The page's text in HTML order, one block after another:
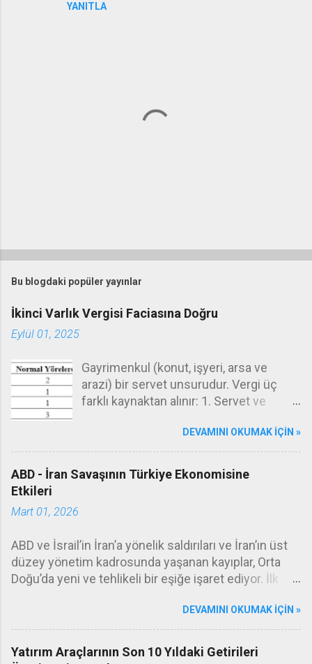
YANITLA
Y
o
r
G
ö
d
r
Bu blogdaki popüler yayınlar
İkinci Varlık Vergisi Faciasına Doğru
Eylül 01, 2025
Gayrimenkul (konut, işyeri, arsa ve
arazi) bir servet unsurudur. Vergi üç
farklı kaynaktan alınır: 1. Servet ve
değerli konut vergisi, veraset ve intikal
vergisi), 2. Gelir (gelir vergisi, kurumlar
vergisi), 3. İşlem (KDV, ÖTV, damga
vergisi, harçlar.) Emlak vergisi servet
yıl belirli oranda bir emlak vergisi
öderler. Emlak vergisi belediye gelirleri
arasındadır, dolayısıyla ödenen bu vergi
ilgili belediyeye gider. Emlak vergisinin
konutun değeri 10.000.000 lira olan bir
DEVAMINI OKUMAK IÇIN »
ABD - İran Savaşının Türkiye Ekonomisine
Etkileri
Mart 01, 2026
ABD ve İsrail’in İran’a yönelik saldırıları ve İran’ın üst
düzey yönetim kadrosunda yaşanan kayıplar, Orta
Doğu’da yeni ve tehlikeli bir eşiğe işaret ediyor. İlk
sınırlı bir misilleme olmaktan çıkıp daha geniş bir
savaşa evrileceğini düşündürüyor. Hürmüz
Boğazı’nın kapatıldığına ilişkin resmî bir doğrulama
DEVAMINI OKUMAK IÇIN »
Yatırım Araçlarının Son 10 Yıldaki Getirileri